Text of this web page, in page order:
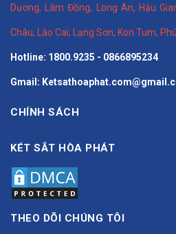
Dương,Lâm Đồng, Long An, Hậu
Châu, Lào Cai, Lạng Sơn, Kon Tum,
Hotline: 1800.9235 - 0866895234
Gmail:
CHÍNH SÁCH
KÉT SẮT HÒA PHÁT
THEO DÕI CHÚNG TÔI